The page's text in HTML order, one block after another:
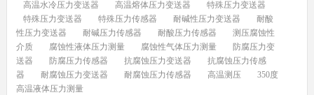
高温水冷压力变送器 高温熔体压力变送器
特殊压力变送器
特殊压力变送器
特殊压力传感器 耐碱性压力变送器
耐酸
性压力变送器
耐碱压力传感器 耐酸压力传感器
测压腐蚀性
介质
腐蚀性液体压力测量 腐蚀性气体压力测量
防腐压力变
送器
防腐压力传感器 抗腐蚀压力变送器
抗腐蚀压力传感
器
耐腐蚀压力变送器 耐腐蚀压力传感器 高温测压
350度
高温液体压力测量